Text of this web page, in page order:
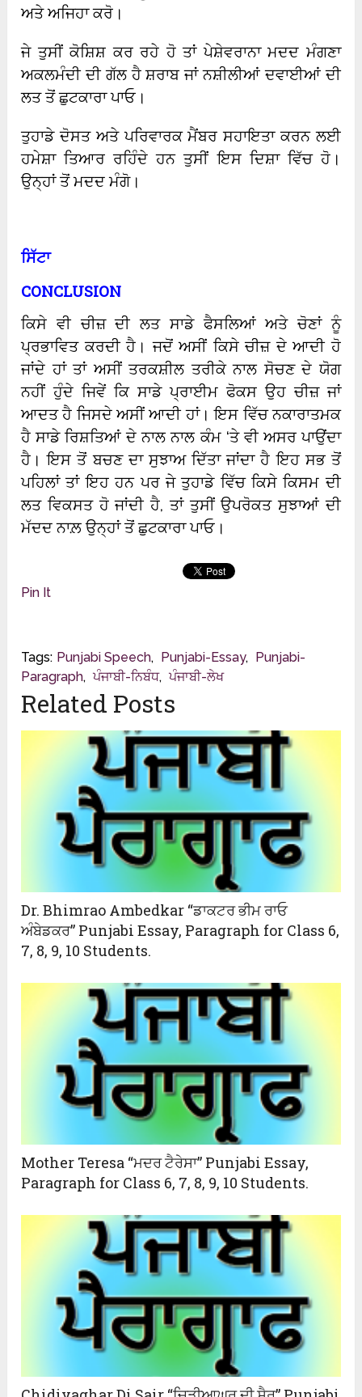
ਅਤੇ ਅਜਿਹਾ ਕਰੋ।
ਜੇ ਤੁਸੀਂ ਕੋਸ਼ਿਸ਼ ਕਰ ਰਹੇ ਹੋ ਤਾਂ ਪੇਸ਼ੇਵਰਾਨਾ ਮਦਦ ਮੰਗਣਾ
ਅਕਲਮੰਦੀ ਦੀ ਗੱਲ ਹੈ ਸ਼ਰਾਬ ਜਾਂ ਨਸ਼ੀਲੀਆਂ ਦਵਾਈਆਂ ਦੀ
ਲਤ ਤੋਂ ਛੁਟਕਾਰਾ ਪਾਓ।
ਤੁਹਾਡੇ ਦੋਸਤ ਅਤੇ ਪਰਿਵਾਰਕ ਮੈਂਬਰ ਸਹਾਇਤਾ ਕਰਨ ਲਈ
ਹਮੇਸ਼ਾ ਤਿਆਰ ਰਹਿੰਦੇ ਹਨ ਤੁਸੀਂ ਇਸ ਦਿਸ਼ਾ ਵਿੱਚ ਹੋ।
ਉਨ੍ਹਾਂ ਤੋਂ ਮਦਦ ਮੰਗੋ।
ਸਿੱਟਾ
CONCLUSION
ਕਿਸੇ ਵੀ ਚੀਜ਼ ਦੀ ਲਤ ਸਾਡੇ ਫੈਸਲਿਆਂ ਅਤੇ ਚੋਣਾਂ ਨੂੰ
ਪ੍ਰਭਾਵਿਤ ਕਰਦੀ ਹੈ। ਜਦੋਂ ਅਸੀਂ ਕਿਸੇ ਚੀਜ਼ ਦੇ ਆਦੀ ਹੋ
ਜਾਂਦੇ ਹਾਂ ਤਾਂ ਅਸੀਂ ਤਰਕਸ਼ੀਲ ਤਰੀਕੇ ਨਾਲ ਸੋਚਣ ਦੇ ਯੋਗ
ਨਹੀਂ ਹੁੰਦੇ ਜਿਵੇਂ ਕਿ ਸਾਡੇ ਪ੍ਰਾਈਮ ਫੋਕਸ ਉਹ ਚੀਜ਼ ਜਾਂ
ਆਦਤ ਹੈ ਜਿਸਦੇ ਅਸੀਂ ਆਦੀ ਹਾਂ। ਇਸ ਵਿੱਚ ਨਕਾਰਾਤਮਕ
ਹੈ ਸਾਡੇ ਰਿਸ਼ਤਿਆਂ ਦੇ ਨਾਲ ਨਾਲ ਕੰਮ ‘ਤੇ ਵੀ ਅਸਰ ਪਾਉਂਦਾ
ਹੈ। ਇਸ ਤੋਂ ਬਚਣ ਦਾ ਸੁਝਾਅ ਦਿੱਤਾ ਜਾਂਦਾ ਹੈ ਇਹ ਸਭ ਤੋਂ
ਪਹਿਲਾਂ ਤਾਂ ਇਹ ਹਨ ਪਰ ਜੇ ਤੁਹਾਡੇ ਵਿੱਚ ਕਿਸੇ ਕਿਸਮ ਦੀ
ਲਤ ਵਿਕਸਤ ਹੋ ਜਾਂਦੀ ਹੈ, ਤਾਂ ਤੁਸੀਂ ਉਪਰੋਕਤ ਸੁਝਾਆਂ ਦੀ
ਮੱਦਦ ਨਾਲ਼ ਉਨ੍ਹਾਂ ਤੋਂ ਛੁਟਕਾਰਾ ਪਾਓ।
Pin It
Tags: Punjabi Speech, Punjabi-Essay, Punjabi-
Paragraph, ਪੰਜਾਬੀ-ਨਿਬੰਧ, ਪੰਜਾਬੀ-ਲੇਖ
Related Posts
Dr. Bhimrao Ambedkar “ਡਾਕਟਰ ਭੀਮ ਰਾਓ
ਅੰਬੇਡਕਰ” Punjabi Essay, Paragraph for Class 6,
7, 8, 9, 10 Students.
Mother Teresa “ਮਦਰ ਟੈਰੇਸਾ” Punjabi Essay,
Paragraph for Class 6, 7, 8, 9, 10 Students.